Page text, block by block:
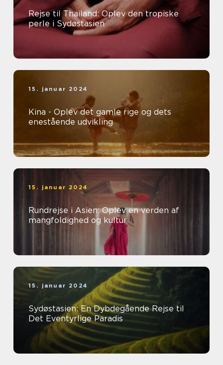
Rejse til Thailand: Oplev den tropiske
perle i Sydøstasien
15. januar 2024
Kina - Oplev det gamle rige og dets
enestående udvikling
15. januar 2024
Rundrejse i Asien: Oplev en verden af
mangfoldighed og kultur
15. januar 2024
Sydøstasien: En Dybdegående Rejse til
Det Eventyrlige Paradis